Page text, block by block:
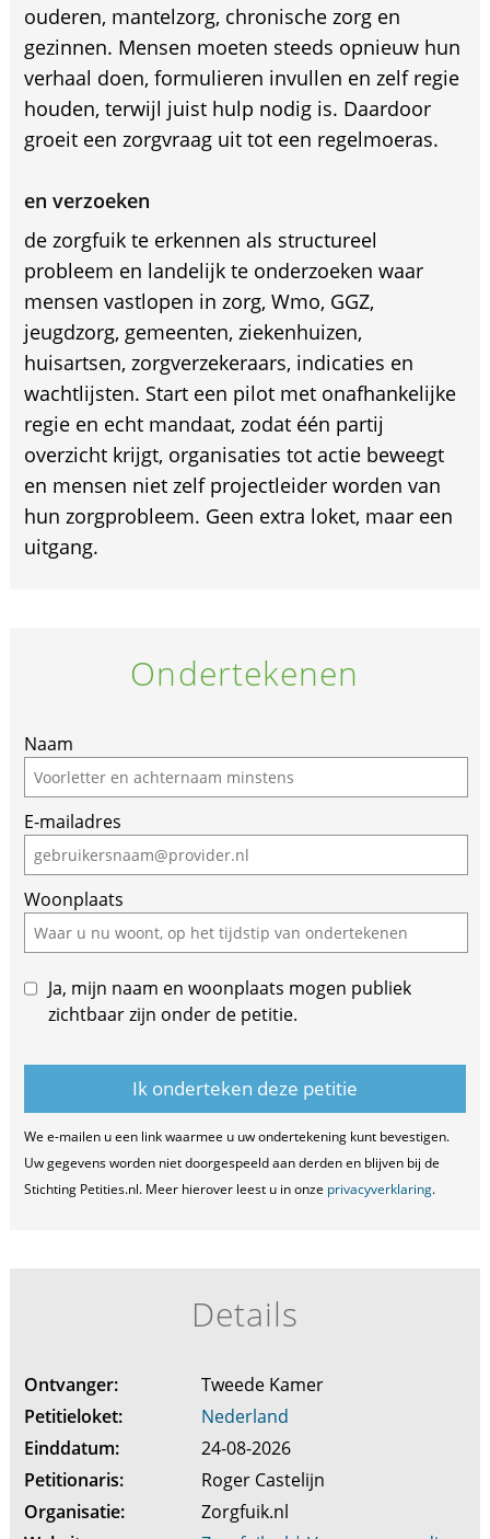
ouderen, mantelzorg, chronische zorg en
gezinnen. Mensen moeten steeds opnieuw hun
verhaal doen, formulieren invullen en zelf regie
houden, terwijl juist hulp nodig is. Daardoor
groeit een zorgvraag uit tot een regelmoeras.
en verzoeken
de zorgfuik te erkennen als structureel
probleem en landelijk te onderzoeken waar
mensen vastlopen in zorg, Wmo, GGZ,
jeugdzorg, gemeenten, ziekenhuizen,
huisartsen, zorgverzekeraars, indicaties en
wachtlijsten. Start een pilot met onafhankelijke
regie en echt mandaat, zodat één partij
overzicht krijgt, organisaties tot actie beweegt
en mensen niet zelf projectleider worden van
hun zorgprobleem. Geen extra loket, maar een
uitgang.
Ondertekenen
Naam
E-mailadres
Woonplaats
Ja, mijn naam en woonplaats mogen publiek
zichtbaar zijn onder de petitie.
We e-mailen u een link waarmee u uw ondertekening kunt bevestigen.
Uw gegevens worden niet doorgespeeld aan derden en blijven bij de
Stichting Petities.nl. Meer hierover leest u in onze privacyverklaring.
Details
Ontvanger:
Tweede Kamer
Petitieloket:
Nederland
Einddatum:
24-08-2026
Petitionaris:
Roger Castelijn
Organisatie:
Zorgfuik.nl